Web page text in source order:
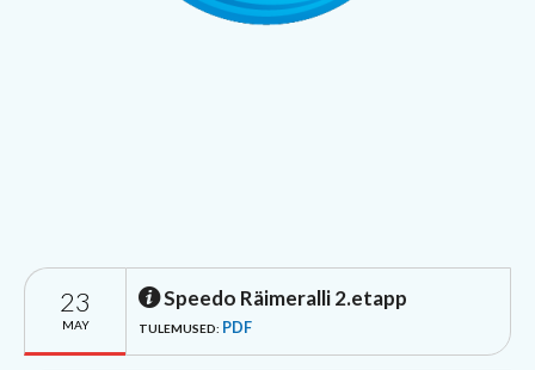
23
MAY
Speedo Räimeralli 2.etapp
TULEMUSED: PDF